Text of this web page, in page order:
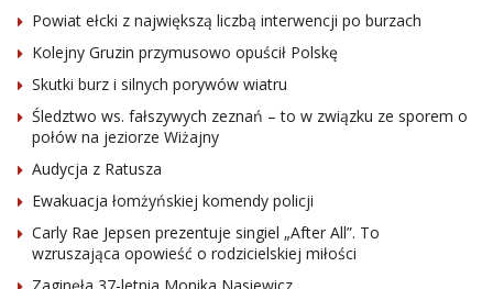
Powiat ełcki z największą liczbą interwencji po burzach
Kolejny Gruzin przymusowo opuścił Polskę
Skutki burz i silnych porywów wiatru
Śledztwo ws. fałszywych zeznań – to w związku ze sporem o
połów na jeziorze Wiżajny
Audycja z Ratusza
Ewakuacja łomżyńskiej komendy policji
Carly Rae Jepsen prezentuje singiel „After All”. To
wzruszająca opowieść o rodzicielskiej miłości
Zaginęła 37-letnia Monika Nasiewicz